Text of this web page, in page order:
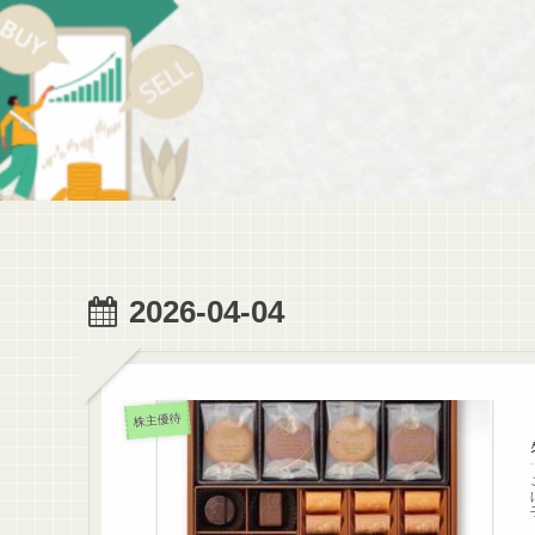
2026-04-04
株主優待